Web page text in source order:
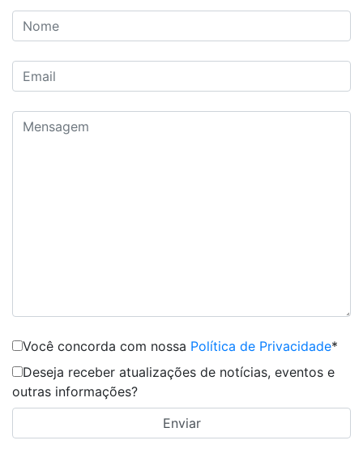
Você concorda com nossa Política de Privacidade*
Deseja receber atualizações de notícias, eventos e
outras informações?